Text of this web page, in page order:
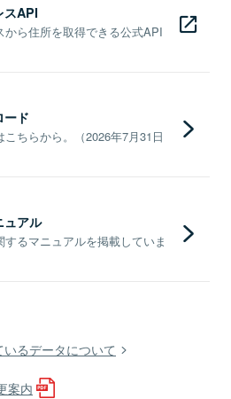
スAPI
ら住所を取得できる公式API
ード
ちらから。（2026年7月31日
ュアル
るマニュアルを掲載していま
るデータについて
案内